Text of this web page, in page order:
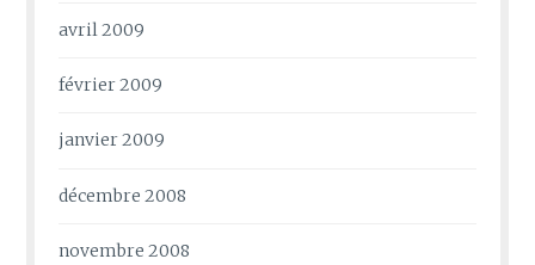
avril 2009
février 2009
janvier 2009
décembre 2008
novembre 2008